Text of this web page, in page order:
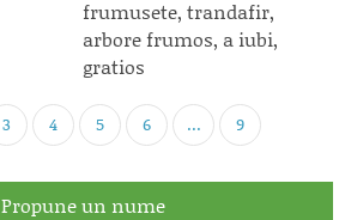
frumusete, trandafir,
arbore frumos, a iubi,
gratios
3 4 5 6 ... 9
Propune un nume